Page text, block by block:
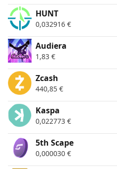
HUNT
0,032916 €
Audiera
1,83 €
Zcash
440,85 €
Kaspa
0,022773 €
5th Scape
0,000030 €